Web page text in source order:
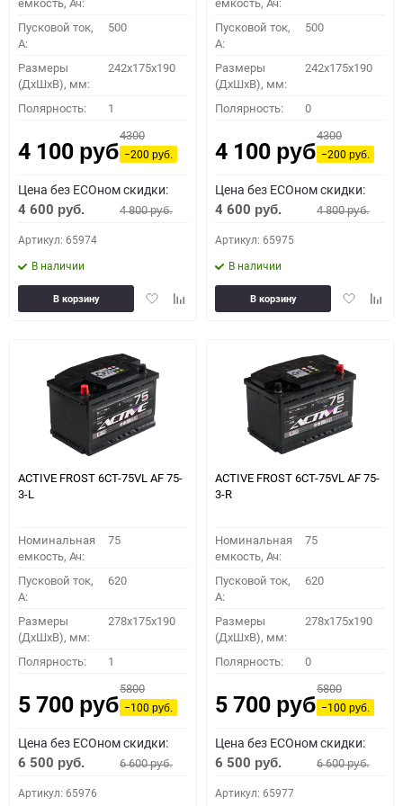
Пусковой ток,
A:
500
Размеры
(ДхШхВ), мм:
242x175x190
Полярность: 1
4 100 руб.
4300
−200руб.
Цена без ECOном скидки:
4 600 руб. 4 800руб.
Артикул: 65974
В наличии
ДобавитьДобавить
В корзину
Пусковой ток,
A:
500
Размеры
(ДхШхВ), мм:
242x175x190
Полярность: 0
4 100 руб.
4300
−200руб.
Цена без ECOном скидки:
4 600 руб. 4 800руб.
Артикул: 65975
В наличии
Добавить
В корзину
ACTIVE FROST 6СТ-75VL АF 75-
3-L
Номинальная
емкость, Ач:
75
Пусковой ток,
A:
620
Размеры
(ДхШхВ), мм:
278x175x190
Полярность: 1
5 700 руб.
5800
−100руб.
Цена без ECOном скидки:
6 500 руб. 6 600руб.
Артикул: 65976
ACTIVE FROST 6СТ-75VL АF 75-
3-R
Номинальная
емкость, Ач:
75
Пусковой ток,
A:
620
Размеры
(ДхШхВ), мм:
278x175x190
Полярность: 0
5 700 руб.
5800
−100руб.
Цена без ECOном скидки:
6 500 руб. 6 600руб.
Артикул: 65977